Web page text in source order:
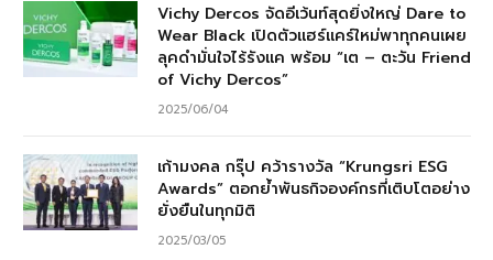
Vichy Dercos จัดอีเว้นท์สุดยิ่งใหญ่ Dare to
Wear Black เปิดตัวแฮร์แคร์ใหม่พาทุกคนเผย
ลุคดำมั่นใจไร้รังแค พร้อม “เต – ตะวัน Friend
of Vichy Dercos”
2025/06/04
เก้ามงคล กรุ๊ป คว้ารางวัล “Krungsri ESG
Awards” ตอกย้ำพันธกิจองค์กรที่เติบโตอย่าง
ยั่งยืนในทุกมิติ
2025/03/05